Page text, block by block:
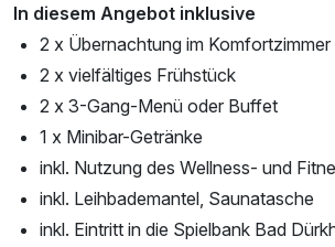
In diesem Angebot inklusive
2 x Übernachtung im Komfortzimmer
2 x vielfältiges Frühstück
2 x 3-Gang-Menü oder Buffet
1 x Minibar-Getränke
inkl. Nutzung des Wellness- und
inkl. Leihbademantel, Saunatasche
inkl. Eintritt in die Spielbank Bad